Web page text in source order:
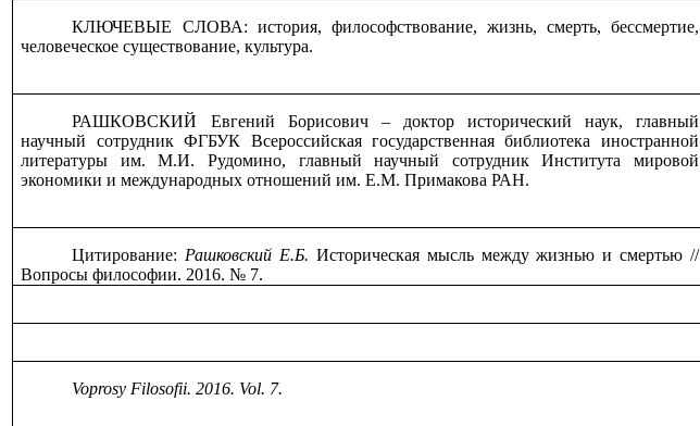
КЛЮЧЕВЫЕ СЛОВА: история, философствование, жизнь, смерть, бессмертие,
человеческое существование, культура.
РАШКОВСКИЙ Евгений Борисович – доктор исторический наук, главный
научный сотрудник ФГБУК Всероссийская государственная библиотека иностранной
литературы им. М.И. Рудомино, главный научный сотрудник Института мировой
экономики и международных отношений им. Е.М. Примакова РАН.
Цитирование:Рашковский Е.Б. Историческая мысль между жизнью и смертью //
Вопросы философии. 2016. № 7.
Voprosy Filosofii. 2016. Vol. 7.